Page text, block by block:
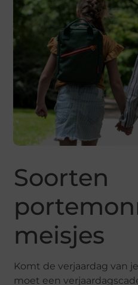
Soorten
meisjes
Komt de verjaardag van
moet een